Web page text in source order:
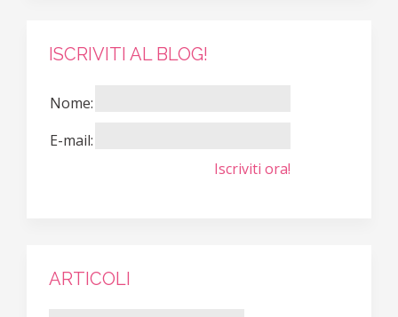
ISCRIVITI AL BLOG!
Nome:
E-mail:
Iscriviti ora!
ARTICOLI